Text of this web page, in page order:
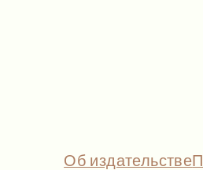
Об издательстве